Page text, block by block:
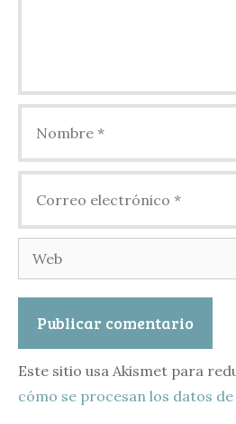
electrónico
Web
Este sitio usa Akismet para
cómo se procesan los datos